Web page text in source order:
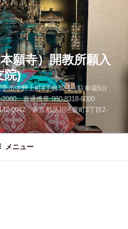
願寺）開教所願入
院)
中野上町4丁目32-1（駐車場5台
直通携帯 080-8318-6000
0042 東京都品川区豊町3丁目2-
メニュー